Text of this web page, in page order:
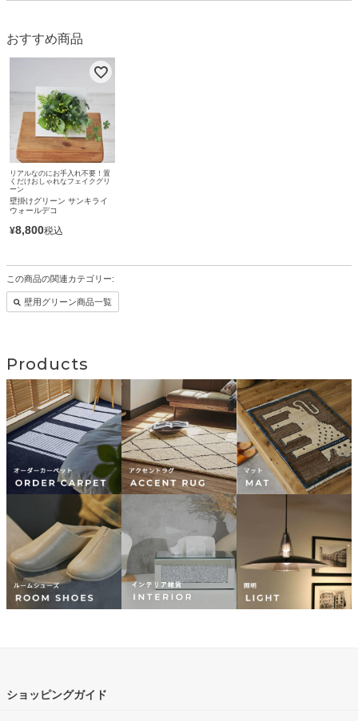
おすすめ商品
リアルなのにお手入れ不要！置
くだけおしゃれなフェイクグリ
ーン
壁掛けグリーン サンキライ
ウォールデコ
¥8,800税込
この商品の関連カテゴリー:
壁用グリーン商品一覧
Products
ショッピングガイド